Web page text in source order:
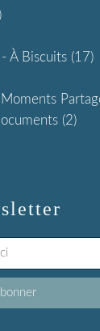
À Biscuits (17)
Moments
(2)